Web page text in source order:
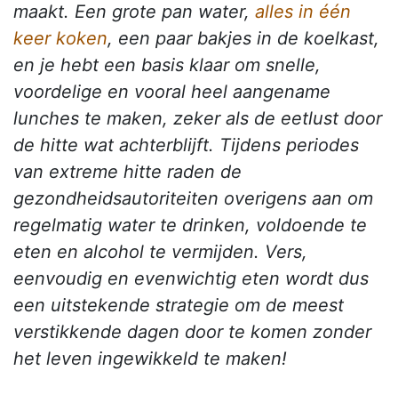
maakt. Een grote pan water, alles in één
keer koken, een paar bakjes in de koelkast,
en je hebt een basis klaar om snelle,
voordelige en vooral heel aangename
lunches te maken, zeker als de eetlust door
de hitte wat achterblijft. Tijdens periodes
van extreme hitte raden de
gezondheidsautoriteiten overigens aan om
regelmatig water te drinken, voldoende te
eten en alcohol te vermijden. Vers,
eenvoudig en evenwichtig eten wordt dus
een uitstekende strategie om de meest
verstikkende dagen door te komen zonder
het leven ingewikkeld te maken!